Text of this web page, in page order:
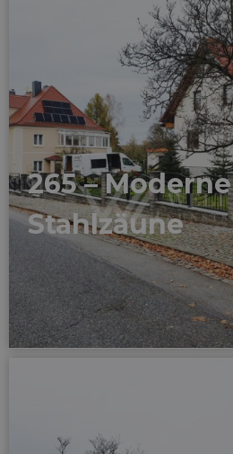
265 – Moderne
Stahlzäune